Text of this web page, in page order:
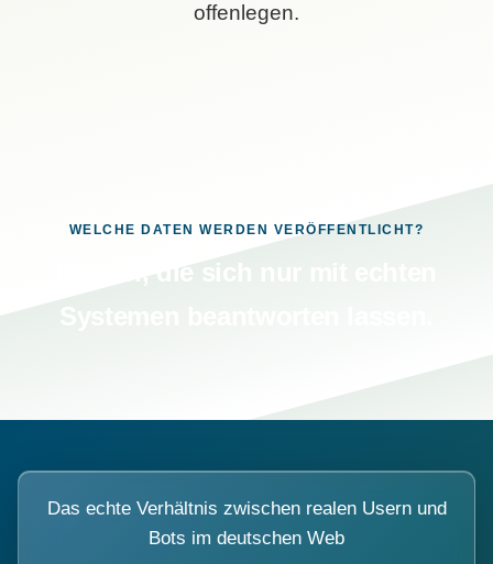
offenlegen.
WELCHE DATEN WERDEN VERÖFFENTLICHT?
Das echte Verhältnis zwischen realen Usern und
Bots im deutschen Web